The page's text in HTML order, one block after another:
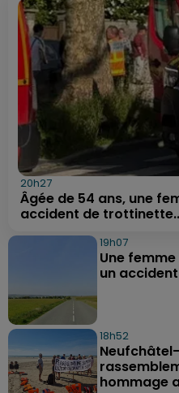
20h27
Âgée de 54 ans, une
accident de
19h07
Une
un
18h52
hommage